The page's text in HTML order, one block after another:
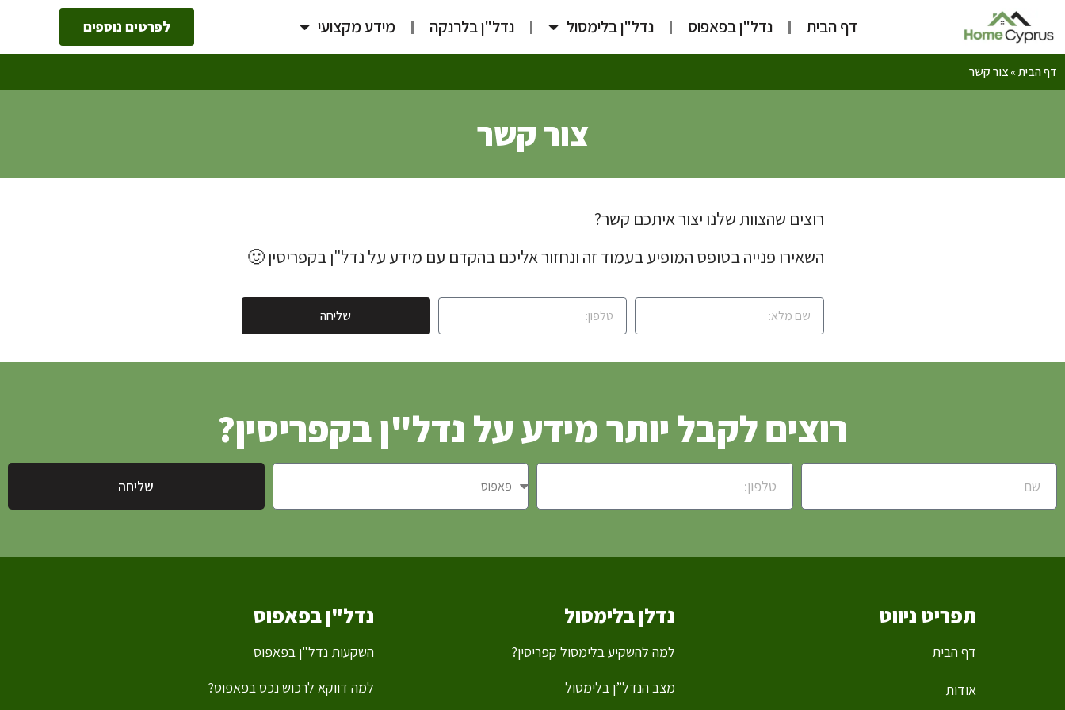
דף הבית נדל"ן בפאפוס נדל"ן בלימסול נדל"ן בלרנקה מידע מקצועי לפרטים נוספים
דף הבית»צור קשר
צור קשר
רוצים שהצוות שלנו יצור איתכם קשר?
השאירו פנייה בטופס המופיע בעמוד זה ונחזור אליכם בהקדם עם מידע על נדל"ן בקפריסין 🙂
שליחה
רוצים לקבל יותר מידע על נדל"ן בקפריסין?
שליחה
תפריט ניווט
דף הבית
אודות
נדלן בלימסול
למה להשקיע בלימסול קפריסין?
מצב הנדל”ן בלימסול
נדל"ן בפאפוס
השקעות נדל"ן בפאפוס
למה דווקא לרכוש נכס בפאפוס?